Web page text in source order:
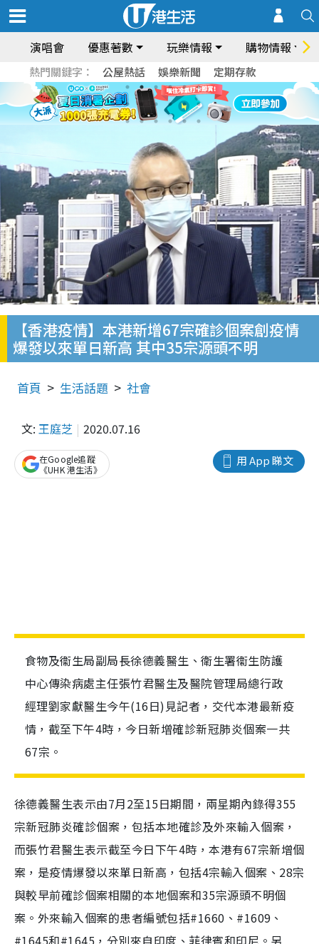
演唱會 優惠著數 玩樂情報 購物情報
熱門關鍵字： 公屋熱話 娛樂新聞 定期存款
【香港疫情】本港新增67宗確診個案創疫情
爆發以來單日新高 其中35宗源頭不明
首頁 生活話題 社會
文: 王庭芝 2020.07.16
用 App 睇文
在Google追蹤
《UHK 港生活》
食物及衞生局副局長徐德義醫生、衛生署衞生防護
中心傳染病處主任張竹君醫生及醫院管理局總行政
經理劉家獻醫生今午(16日)見記者，交代本港最新疫
情，截至下午4時，今日新增確診新冠肺炎個案一共
67宗。
徐德義醫生表示由7月2至15日期間，兩星期內錄得355
宗新冠肺炎確診個案，包括本地確診及外來輸入個案，
而張竹君醫生表示截至今日下午4時，本港有67宗新增個
案，是疫情爆發以來單日新高，包括4宗輸入個案、 28宗
與較早前確診個案相關的本地個案和35宗源頭不明個
案。外來輸入個案的患者編號包括#1660、#1609、
#1645和#1645，分別來自印度、菲律賓和印尼。另